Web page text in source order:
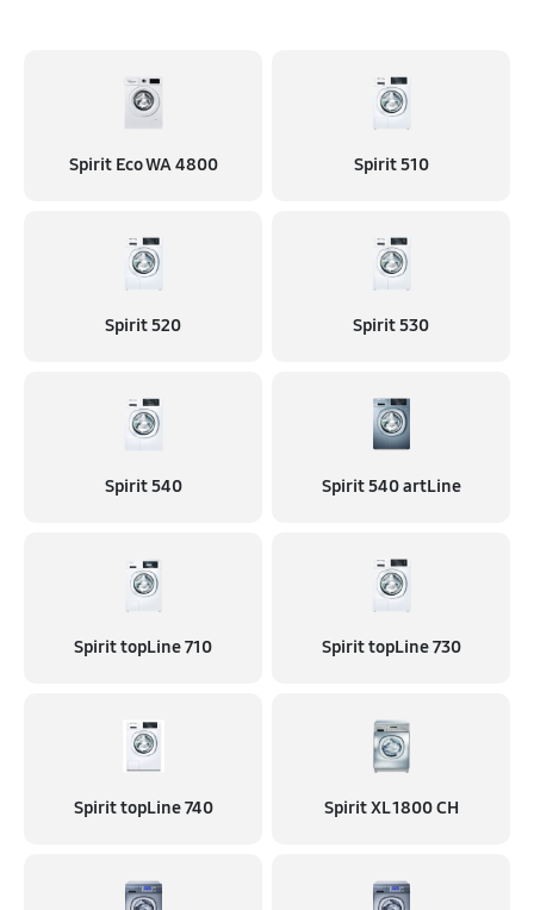
Spirit Eco WA 4800 Spirit 510
Spirit 520 Spirit 530
Spirit 540 Spirit 540 artLine
Spirit topLine 710 Spirit topLine 730
Spirit topLine 740 Spirit XL 1800 CH